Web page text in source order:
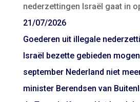
nederzettingen Israël gaat in
21/07/2026
Goederen uit illegale
Israël bezette gebieden
september Nederland niet
minister Berendsen van